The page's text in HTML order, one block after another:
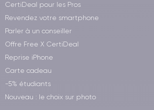
CertiDeal pour les Pros
Revendez votre smartphone
Parler à un conseiller
Offre Free X CertiDeal
Reprise iPhone
Carte cadeau
-5% étudiants
Nouveau : le choix sur photo